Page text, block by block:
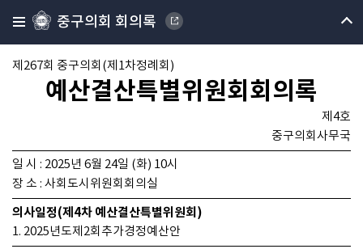
중구의회 회의록
제267회 중구의회(제1차정례회)
예산결산특별위원회회의록
제4호
중구의회사무국
일 시 : 2025년 6월 24일 (화) 10시
장 소 : 사회도시위원회회의실
의사일정(제4차 예산결산특별위원회)
1. 2025년도제2회추가경정예산안